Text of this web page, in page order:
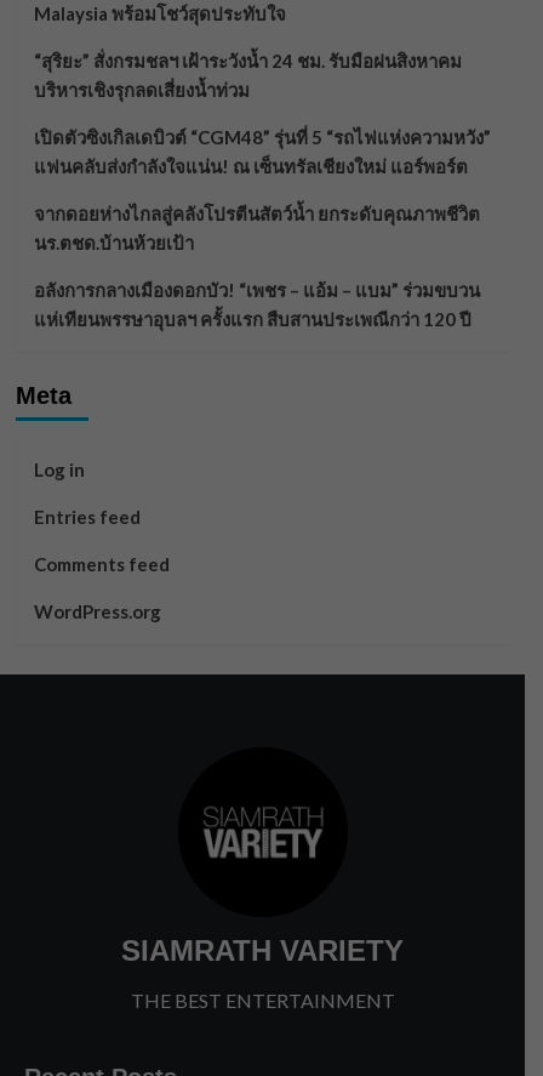
Malaysia พร้อมโชว์สุดประทับใจ
“สุริยะ” สั่งกรมชลฯ เฝ้าระวังน้ำ 24 ชม. รับมือฝนสิงหาคม
บริหารเชิงรุกลดเสี่ยงน้ำท่วม
เปิดตัวซิงเกิลเดบิวต์ “CGM48” รุ่นที่ 5 “รถไฟแห่งความหวัง”
แฟนคลับส่งกำลังใจแน่น! ณ เซ็นทรัลเชียงใหม่ แอร์พอร์ต
จากดอยห่างไกลสู่คลังโปรตีนสัตว์น้ำ ยกระดับคุณภาพชีวิต
นร.ตชด.บ้านห้วยเป้า
อลังการกลางเมืองดอกบัว! “เพชร – แอ้ม – แบม” ร่วมขบวน
แห่เทียนพรรษาอุบลฯ ครั้งแรก สืบสานประเพณีกว่า 120 ปี
Meta
Log in
Entries feed
Comments feed
WordPress.org
SIAMRATH VARIETY
THE BEST ENTERTAINMENT